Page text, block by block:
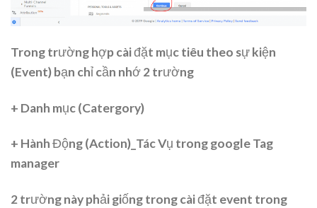
Trong trường hợp cài đặt mục tiêu theo sự kiện
(Event) bạn chỉ cần nhớ 2 trường
+ Danh mục (Catergory)
+ Hành Động (Action)_Tác Vụ trong google Tag
manager
2 trường này phải giống trong cài đặt event trong